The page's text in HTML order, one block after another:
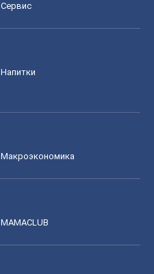
Сервис
Напитки
Mакроэкономика
MAMACLUB